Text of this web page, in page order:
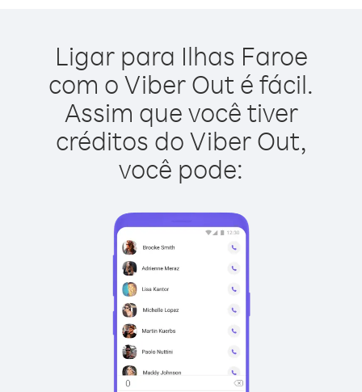
Ligar para Ilhas Faroe
com o Viber Out é fácil.
Assim que você tiver
créditos do Viber Out,
você pode: